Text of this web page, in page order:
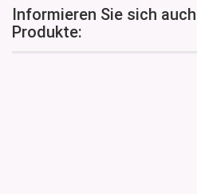
Informieren Sie sich
Produkte: